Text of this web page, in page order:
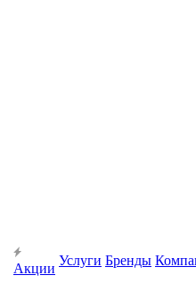
Акции
Услуги Бренды